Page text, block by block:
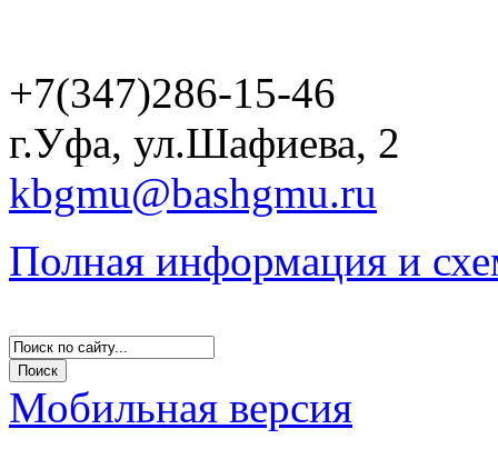
+7(347)286-15-46
г.Уфа, ул.Шафиева, 2
kbgmu@bashgmu.ru
Полная информация и
Мобильная версия